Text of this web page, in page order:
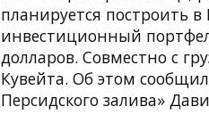
планируется построить
инвестиционный
долларов. Совместно с
Кувейта. Об этом
Персидского залива»